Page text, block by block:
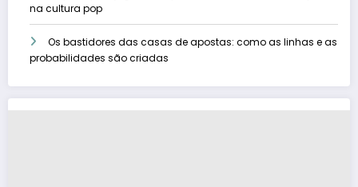
na cultura pop
Os bastidores das casas de apostas: como as linhas e as
probabilidades são criadas